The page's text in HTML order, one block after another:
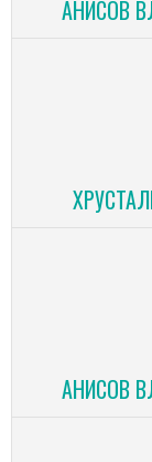
АНИСОВ
АНИСОВ